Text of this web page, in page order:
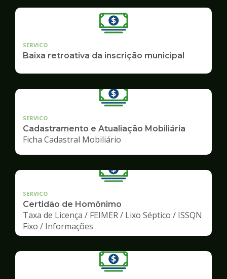
SERVICO
Baixa retroativa da inscrição municipal
SERVICO
Cadastramento e Atualiação Mobiliária
Ficha Cadastral Mobiliário
SERVICO
Certidão de Homônimo
Taxa de Licença / FEIMER / Lixo Séptico / ISSQN
Fixo / Informações